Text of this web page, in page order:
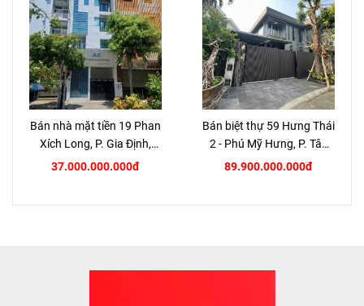
Bán nhà mặt tiền 19 Phan
Xích Long, P. Gia Định,
TP.HCM
37.000.000.000đ
Bán biệt thự 59 Hưng Thái
2 - Phú Mỹ Hưng, P. Tân
Hưng, Quận 7
89.900.000.000đ